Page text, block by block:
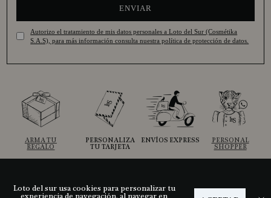
ENVIAR
Autorizo el tratamiento de mis datos personales a Loto del Sur (Cosmétika
S.A.S), para más información consulta nuestra política de protección de datos.
ARMA TU
REGALO
PERSONALIZA
TU TARJETA
ENVÍOS EXPRESS
PERSONAL
SHOPPER
Ayuda
Loto del sur usa cookies para personalizar tu